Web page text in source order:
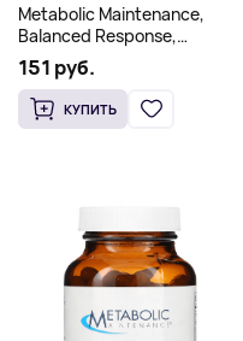
Metabolic Maintenance,
Balanced Response,
сбалансированный ответ, 60
капсул
151 руб.
КУПИТЬ